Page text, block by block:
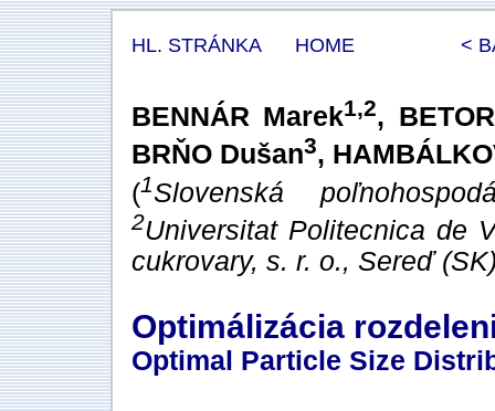
HL. STRÁNKA HOME <
BENNÁR Marek1,2,
BRŇO Dušan3,
(1Slovenská
2Universitat Politecnica de
cukrovary, s. r. o., Sereď
Optimálizácia
Optimal Particle Size